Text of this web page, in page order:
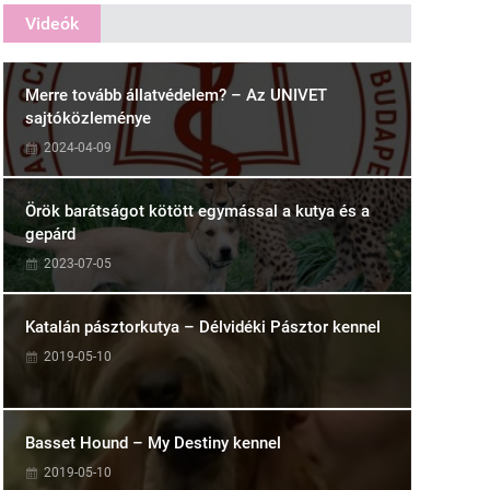
Videók
Merre tovább állatvédelem? – Az UNIVET
sajtóközleménye
2024-04-09
Örök barátságot kötött egymással a kutya és a
gepárd
2023-07-05
Katalán pásztorkutya – Délvidéki Pásztor kennel
2019-05-10
Basset Hound – My Destiny kennel
2019-05-10